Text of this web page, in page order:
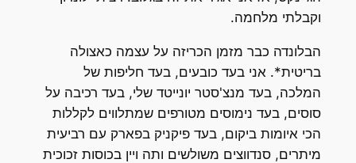
וקבלתי מלחמה.
הבלונדה כבר מזמן הכריזה על עצמה כאצולה
בריטית*. אני בעד כובעים, בעד חליפות של
המלכה, בעד מנצ'סטר יונייטד שלי, בעד רכיבה על
סוסים, בעד נימוסים מטורפים שמתלווים לקללות
הכי איומות ביקום, בעד פיקניק בפארק עם רביעית
מיתרים, סנדווצים משולשים ותה ויין בכוסות זכוכית